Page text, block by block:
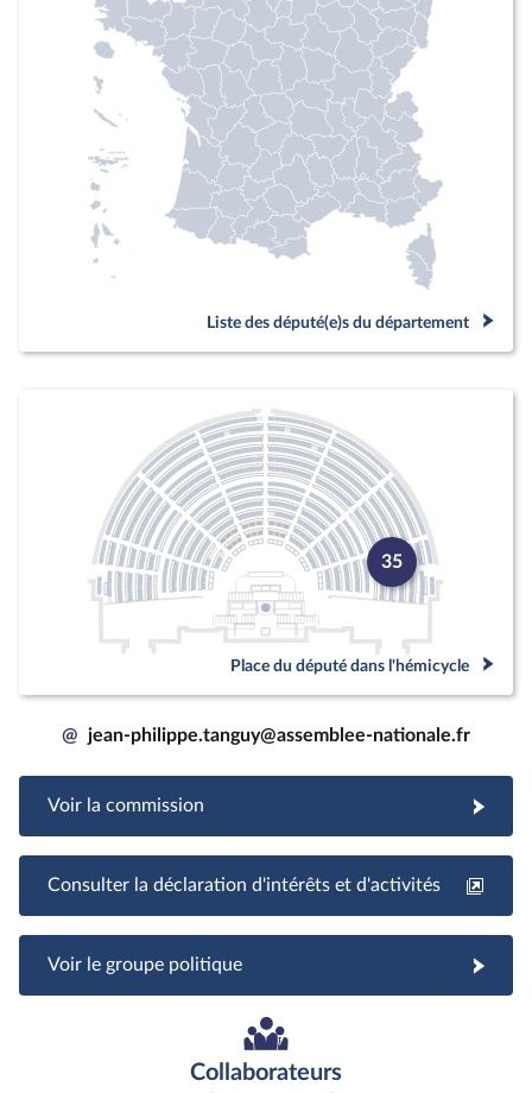
Liste des député(e)s du département
35
Place du député dans l'hémicycle
@ jean-philippe.tanguy@assemblee-nationale.fr
Voir la commission
Consulter la déclaration d'intérêts et d'activités
Voir le groupe politique
Collaborateurs